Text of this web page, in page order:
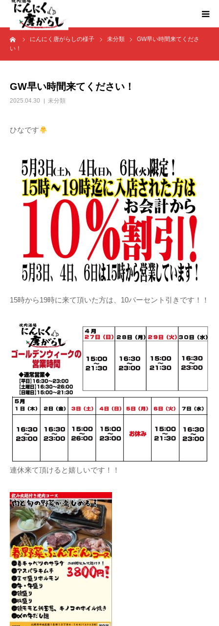
にんにく唐がらしの様子 未分類
GW早い時間来てくださ
い！
GW早い時間来てください！
2025.04.30 未分類
ひなです
15時から19時に来て頂いた方は、10パーセント引きです！！
連休来て頂けると嬉しいです！！
HOME